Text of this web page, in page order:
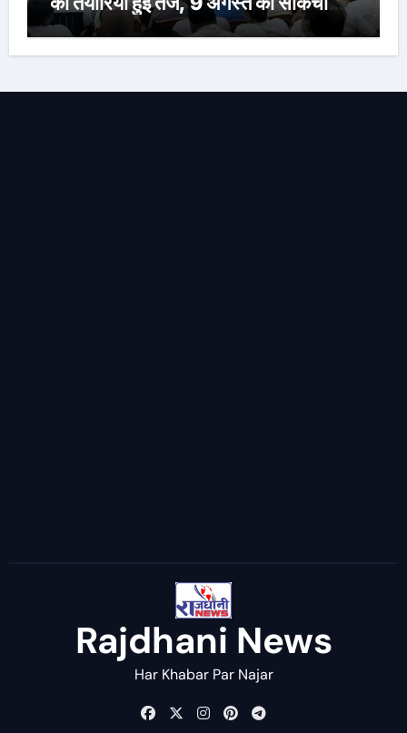
नेताजी सुभाष मैदान से निकलेगी विशाल तिरंगा
यात्रा
Rajdhani News
Har Khabar Par Najar